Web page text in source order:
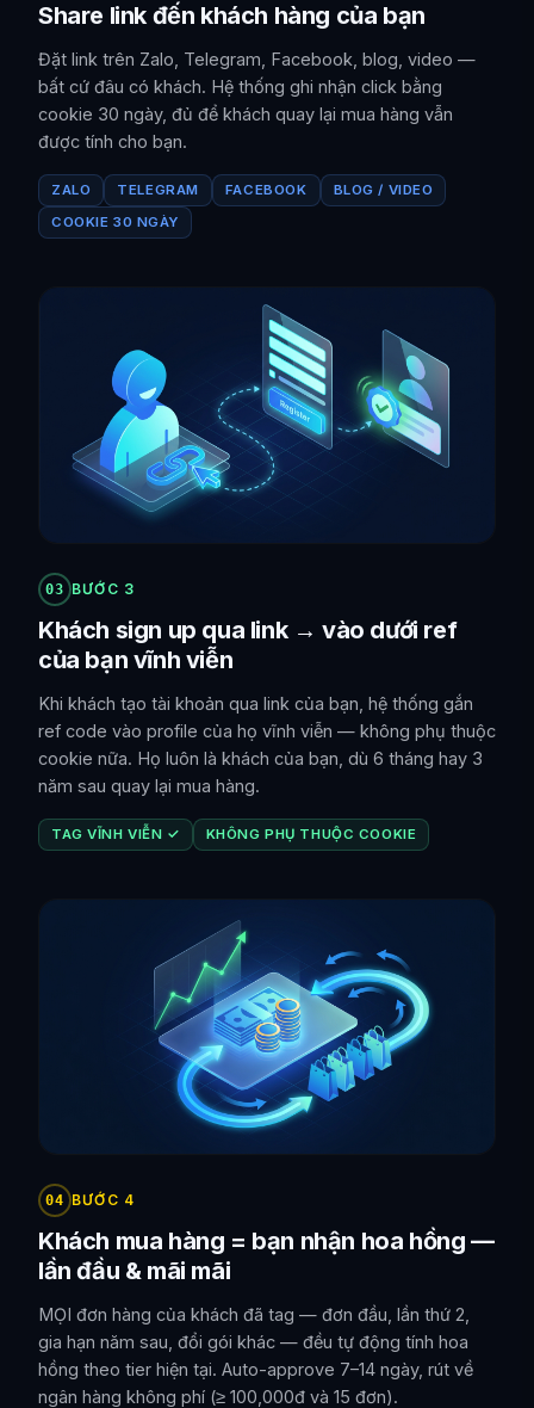
Share link đến khách hàng của bạn
Đặt link trên Zalo, Telegram, Facebook, blog, video —
bất cứ đâu có khách. Hệ thống ghi nhận click bằng
cookie 30 ngày, đủ để khách quay lại mua hàng vẫn
được tính cho bạn.
ZALO TELEGRAM FACEBOOK
BLOG / VIDEO
COOKIE 30 NGÀY
03 BƯỚC 3
Khách sign up qua link → vào dưới ref
của bạn vĩnh viễn
Khi khách tạo tài khoản qua link của bạn, hệ thống gắn
ref code vào profile của họ vĩnh viễn — không phụ thuộc
cookie nữa. Họ luôn là khách của bạn, dù 6 tháng hay 3
năm sau quay lại mua hàng.
TAG VĨNH VIỄN ✓ KHÔNG PHỤ THUỘC COOKIE
04 BƯỚC 4
Khách mua hàng = bạn nhận hoa hồng —
lần đầu & mãi mãi
MỌI đơn hàng của khách đã tag — đơn đầu, lần thứ 2,
gia hạn năm sau, đổi gói khác — đều tự động tính hoa
hồng theo tier hiện tại. Auto-approve 7–14 ngày, rút về
ngân hàng không phí (≥ 100,000đ và 15 đơn).